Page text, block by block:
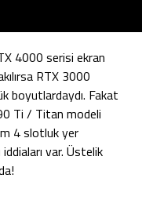
4000 serisi ekran
RTX 3000
boyutlardaydı. Fakat
Ti / Titan modeli
4 slotluk yer
iddiaları var. Üstelik